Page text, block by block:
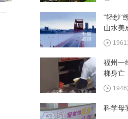
车城高
展暨文
“轻纱”
山水美
1961
福州一
梯身亡
1946
科学母